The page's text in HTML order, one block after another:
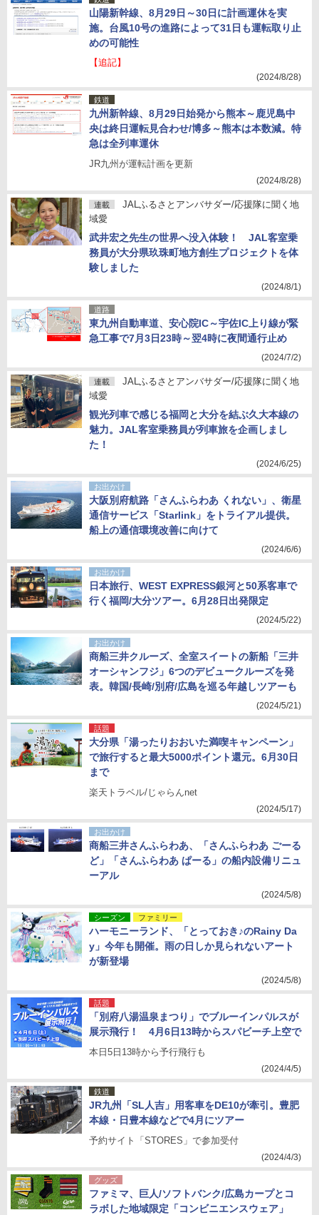
山陽新幹線、8月29日～30日に計画運休を実
施。台風10号の進路によって31日も運転取り止
めの可能性
【追記】
(2024/8/28)
鉄道
九州新幹線、8月29日始発から熊本～鹿児島中
央は終日運転見合わせ/博多～熊本は本数減。特
急は全列車運休
JR九州が運転計画を更新
(2024/8/28)
連載
JALふるさとアンバサダー/応援隊に聞く地
域愛
武井宏之先生の世界へ没入体験！ JAL客室乗
務員が大分県玖珠町地方創生プロジェクトを体
験しました
(2024/8/1)
道路
東九州自動車道、安心院IC～宇佐IC上り線が緊
急工事で7月3日23時～翌4時に夜間通行止め
(2024/7/2)
連載
JALふるさとアンバサダー/応援隊に聞く地
域愛
観光列車で感じる福岡と大分を結ぶ久大本線の
魅力。JAL客室乗務員が列車旅を企画しまし
た！
(2024/6/25)
お出かけ
大阪別府航路「さんふらわあ くれない」、衛星
通信サービス「Starlink」をトライアル提供。
船上の通信環境改善に向けて
(2024/6/6)
お出かけ
日本旅行、WEST EXPRESS銀河と50系客車で
行く福岡/大分ツアー。6月28日出発限定
(2024/5/22)
お出かけ
商船三井クルーズ、全室スイートの新船「三井
オーシャンフジ」6つのデビュークルーズを発
表。韓国/長崎/別府/広島を巡る年越しツアーも
(2024/5/21)
話題
大分県「湯ったりおおいた満喫キャンペーン」
で旅行すると最大5000ポイント還元。6月30日
まで
楽天トラベル/じゃらんnet
(2024/5/17)
お出かけ
商船三井さんふらわあ、「さんふらわあ ごーる
ど」「さんふらわあ ぱーる」の船内設備リニュ
ーアル
(2024/5/8)
シーズン ファミリー
ハーモニーランド、「とっておき♪のRainy Da
y」今年も開催。雨の日しか見られないアート
が新登場
(2024/5/8)
話題
「別府八湯温泉まつり」でブルーインパルスが
展示飛行！ 4月6日13時からスパビーチ上空で
本日5日13時から予行飛行も
(2024/4/5)
鉄道
JR九州「SL人吉」用客車をDE10が牽引。豊肥
本線・日豊本線などで4月にツアー
予約サイト「STORES」で参加受付
(2024/4/3)
グッズ
ファミマ、巨人/ソフトバンク/広島カープとコ
ラボした地域限定「コンビニエンスウェア」